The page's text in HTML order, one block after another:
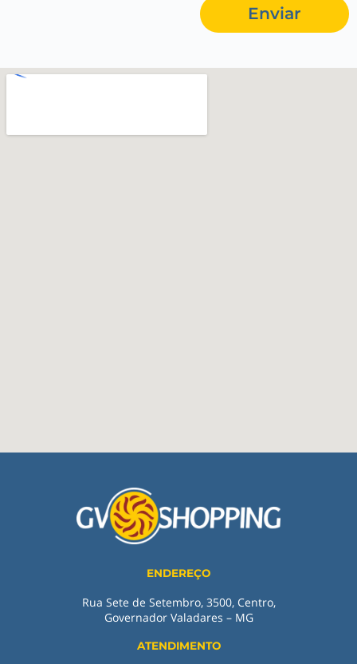
Enviar
ENDEREÇO
Rua Sete de Setembro, 3500, Centro,
Governador Valadares – MG
ATENDIMENTO